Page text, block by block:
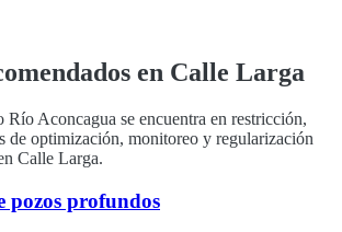
en Calle Larga
Río Aconcagua se encuentra en restricción,
de optimización, monitoreo y regularización
Calle Larga.
pozos profundos